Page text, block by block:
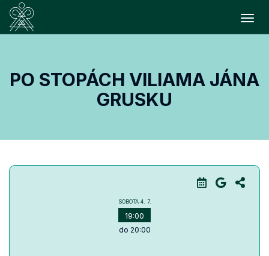
PO STOPÁCH VILIAMA JÁNA
GRUSKU
SOBOTA4. 7.
19:00
do 20:00